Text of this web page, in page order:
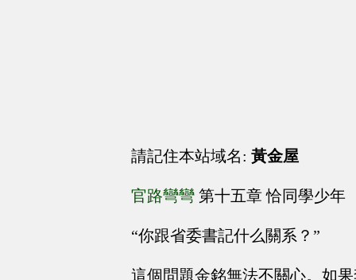
請記住本站域名: 黃金屋
官路彎彎 第十五章 恰同學少年
“你跟省委書記什么關系？”
這個問題金銘無法不關心。如